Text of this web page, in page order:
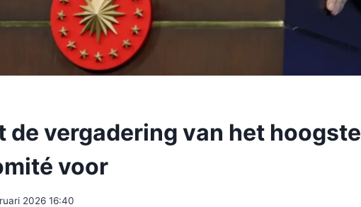
de vergadering van het hoogste
voor
2026 16:40